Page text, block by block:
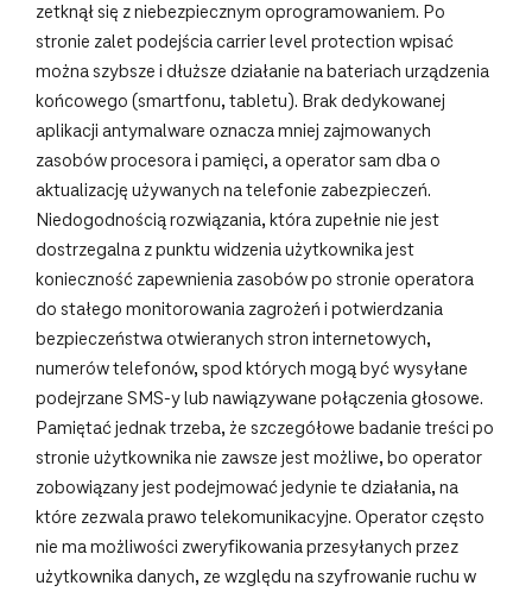
zetknął się z niebezpiecznym oprogramowaniem. Po
stronie zalet podejścia carrier level protection wpisać
można szybsze i dłuższe działanie na bateriach urządzenia
końcowego (smartfonu, tabletu). Brak dedykowanej
aplikacji antymalware oznacza mniej zajmowanych
zasobów procesora i pamięci, a operator sam dba o
aktualizację używanych na telefonie zabezpieczeń.
Niedogodnością rozwiązania, która zupełnie nie jest
dostrzegalna z punktu widzenia użytkownika jest
konieczność zapewnienia zasobów po stronie operatora
do stałego monitorowania zagrożeń i potwierdzania
bezpieczeństwa otwieranych stron internetowych,
numerów telefonów, spod których mogą być wysyłane
podejrzane SMS-y lub nawiązywane połączenia głosowe.
Pamiętać jednak trzeba, że szczegółowe badanie treści po
stronie użytkownika nie zawsze jest możliwe, bo operator
zobowiązany jest podejmować jedynie te działania, na
które zezwala prawo telekomunikacyjne. Operator często
nie ma możliwości zweryfikowania przesyłanych przez
użytkownika danych, ze względu na szyfrowanie ruchu w